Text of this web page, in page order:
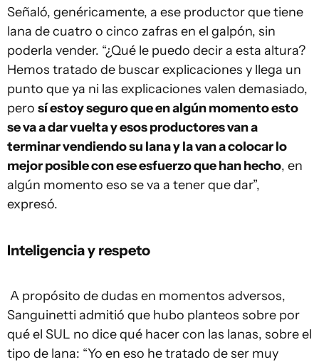
Señaló, genéricamente, a ese productor que tiene
lana de cuatro o cinco zafras en el galpón, sin
poderla vender. “¿Qué le puedo decir a esta altura?
Hemos tratado de buscar explicaciones y llega un
punto que ya ni las explicaciones valen demasiado,
pero sí estoy seguro que en algún momento esto
se va a dar vuelta y esos productores van a
terminar vendiendo su lana y la van a colocar lo
mejor posible con ese esfuerzo que han hecho, en
algún momento eso se va a tener que dar”,
expresó.
Inteligencia y respeto
A propósito de dudas en momentos adversos,
Sanguinetti admitió que hubo planteos sobre por
qué el SUL no dice qué hacer con las lanas, sobre el
tipo de lana: “Yo en eso he tratado de ser muy